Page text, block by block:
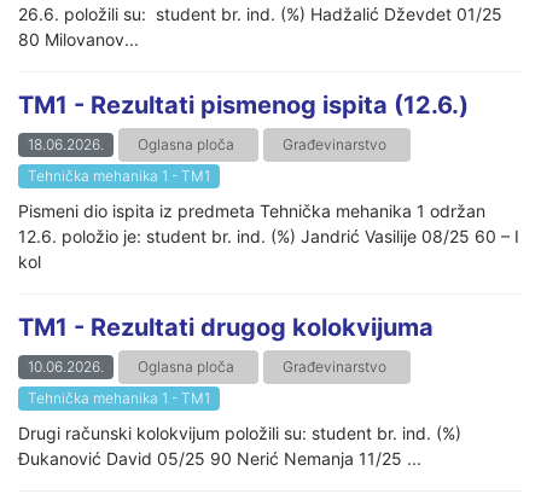
26.6. položili su: student br. ind. (%) Hadžalić Dževdet 01/25
80 Milovanov...
TM1 - Rezultati pismenog ispita (12.6.)
18.06.2026. Oglasna ploča
Građevinarstvo
Tehnička mehanika 1 - TM1
Pismeni dio ispita iz predmeta Tehnička mehanika 1 održan
12.6. položio je: student br. ind. (%) Jandrić Vasilije 08/25 60 – I
kol
TM1 - Rezultati drugog kolokvijuma
10.06.2026. Oglasna ploča
Građevinarstvo
Tehnička mehanika 1 - TM1
Drugi računski kolokvijum položili su: student br. ind. (%)
Đukanović David 05/25 90 Nerić Nemanja 11/25 ...